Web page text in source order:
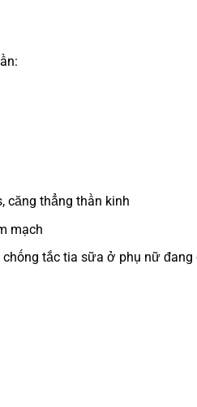
căng thẳng thần kinh
mạch
tắc tia sữa ở phụ nữ đang